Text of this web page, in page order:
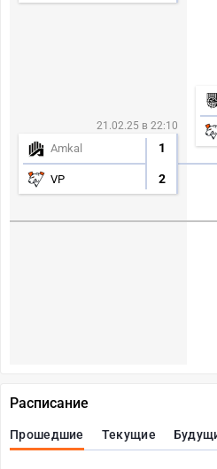
21.02.25 в 22:10
Amkal 1
VP 2
Расписание
Прошедшие Текущие